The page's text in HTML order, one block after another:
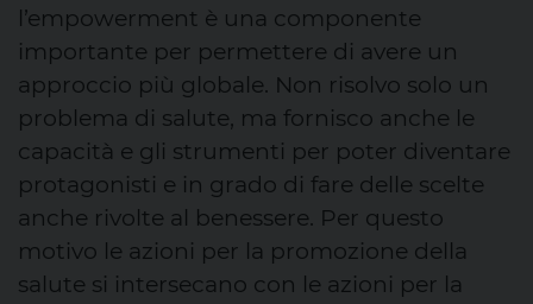
l’empowerment è una componente
importante per permettere di avere un
approccio più globale. Non risolvo solo un
problema di salute, ma fornisco anche le
capacità e gli strumenti per poter diventare
protagonisti e in grado di fare delle scelte
anche rivolte al benessere. Per questo
motivo le azioni per la promozione della
salute si intersecano con le azioni per la